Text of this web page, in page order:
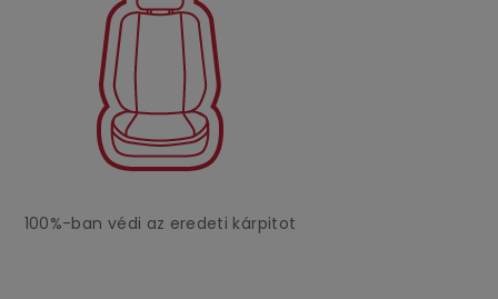
100%-ban védi az eredeti kárpitot